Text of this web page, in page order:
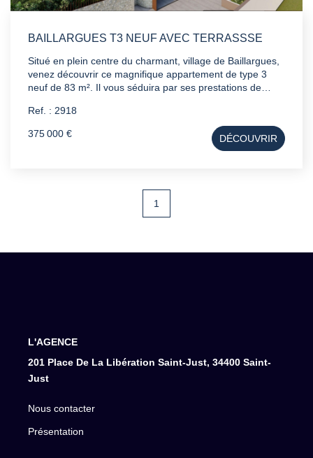
BAILLARGUES T3 NEUF AVEC TERRASSSE
Situé en plein centre du charmant, village de Baillargues,
venez découvrir ce magnifique appartement de type 3
neuf de 83 m². Il vous séduira par ses prestations de
terrasse de 30 m² parfaite pour vos moments de détente
en extérieur. Un séjour lumineux de 30 m² grâce a sa
grande baie vitrée Deux belles chambres dont une
spacieuse suite parentale de 20 m². Parking couvert
Ref. : 2918
375 000 € DÉCOUVRIR
1
L'AGENCE
201 Place De La Libération Saint-Just, 34400 Saint-
Just
Nous contacter
Présentation